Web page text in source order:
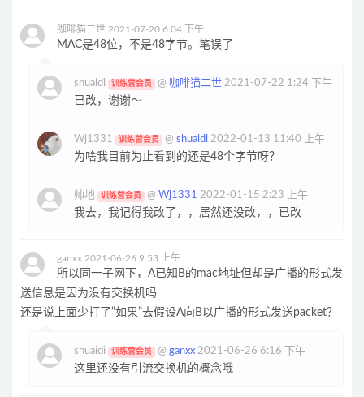
咖啡猫二世 2021-07-20 6:04 下午
MAC是48位，不是48字节。笔误了
shuaidi 训练营会员 @ 咖啡猫二世 2021-07-22 1:24 下午
已改，谢谢～
Wj1331 训练营会员 @ shuaidi 2022-01-13 11:40 上午
为啥我目前为止看到的还是48个字节呀？
帅地 训练营会员 @ Wj1331 2022-01-15 2:23 上午
我去，我记得我改了，，居然还没改，，已改
ganxx 2021-06-26 9:53 上午
所以同一子网下，A已知B的mac地址但却是广播的形式发
送信息是因为没有交换机吗
还是说上面少打了“如果”去假设A向B以广播的形式发送packet？
shuaidi 训练营会员 @ ganxx 2021-06-26 6:16 下午
这里还没有引流交换机的概念哦